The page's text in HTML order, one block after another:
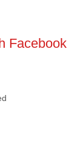
Facebook